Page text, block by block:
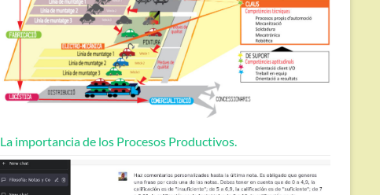
La importancia de los Procesos Productivos.